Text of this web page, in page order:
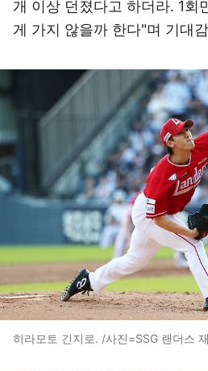
개 이상 던졌다고 하더라. 1회
게 가지 않을까 한다"며 기대
히라모토 긴지로. /사진=SSG 랜더스